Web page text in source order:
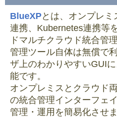
BlueXPとは、オンプレミ
連携、Kubernetes連携等
ドマルチクラウド統合管
管理ツール自体は無償で
ザ上のわかりやすいGUI
能です。
オンプレミスとクラウド
の統合管理インターフェ
管理・運用を簡易化させま